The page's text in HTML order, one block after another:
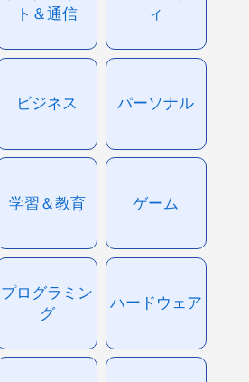
ト＆通信
ィ
ビジネス パーソナル
学習＆教育 ゲーム
プログラミン
グ
ハードウェア